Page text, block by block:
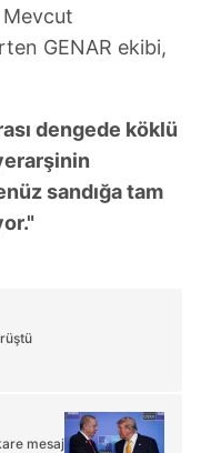
Kanunu uyarınca
ve sitemizde
çerezlerle ilgili bilgi
GENAR ekibi,
dengede köklü
sandığa tam
mesaj